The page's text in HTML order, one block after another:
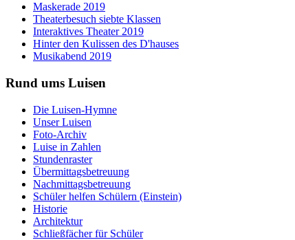
Maskerade 2019
Theaterbesuch siebte Klassen
Interaktives Theater 2019
Hinter den Kulissen des D'hauses
Musikabend 2019
Rund ums Luisen
Die Luisen-Hymne
Unser Luisen
Foto-Archiv
Luise in Zahlen
Stundenraster
Übermittagsbetreuung
Nachmittagsbetreuung
Schüler helfen Schülern (Einstein)
Historie
Architektur
Schließfächer für Schüler